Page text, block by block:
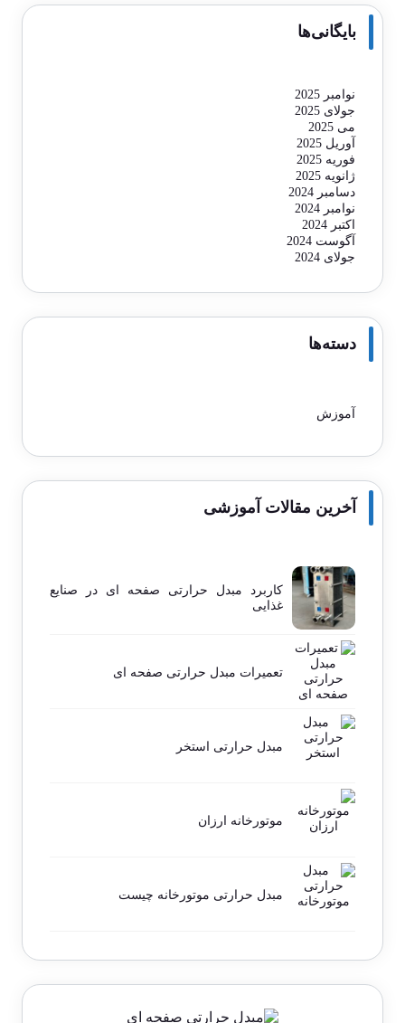
بایگانی‌ها
نوامبر 2025
جولای 2025
می 2025
آوریل 2025
فوریه 2025
ژانویه 2025
دسامبر 2024
نوامبر 2024
اکتبر 2024
آگوست 2024
جولای 2024
دسته‌ها
آموزش
آخرین مقالات آموزشی
کاربرد مبدل حرارتی صفحه ای در صنایع
غذایی
تعمیرات مبدل حرارتی صفحه ای
مبدل حرارتی استخر
موتورخانه ارزان
مبدل حرارتی موتورخانه چیست